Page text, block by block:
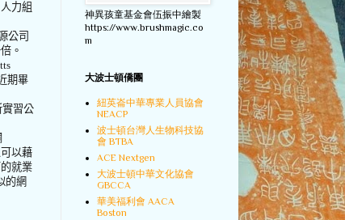
力組
公司
。
期畢
實習公
以藉
就業
的網
神異孩童基金會伍振中繪製
https://www.brushmagic.co
m
大波士頓僑團
紐英崙中華專業人員協會
NEACP
波士頓台灣人生物科技協
會 BTBA
ACE Nextgen
大波士頓中華文化協會
GBCCA
華美福利會 AACA
Boston